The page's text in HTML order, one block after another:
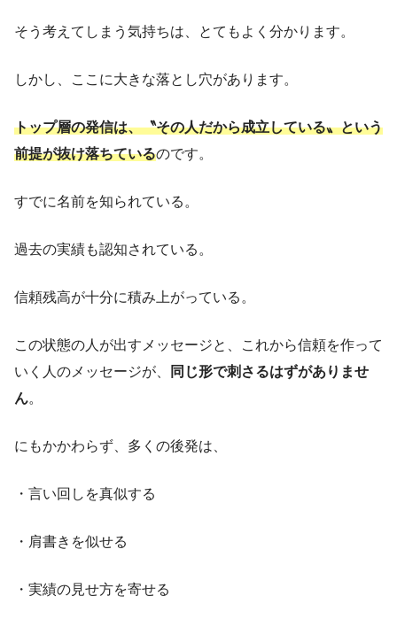
そう考えてしまう気持ちは、とてもよく分かります。
しかし、ここに大きな落とし穴があります。
トップ層の発信は、〝その人だから成立している〟という
前提が抜け落ちているのです。
すでに名前を知られている。
過去の実績も認知されている。
信頼残高が十分に積み上がっている。
この状態の人が出すメッセージと、これから信頼を作って
いく人のメッセージが、
同じ形で刺さるはずがありませ
ん。
にもかかわらず、多くの後発は、
・言い回しを真似する
・肩書きを似せる
・実績の見せ方を寄せる